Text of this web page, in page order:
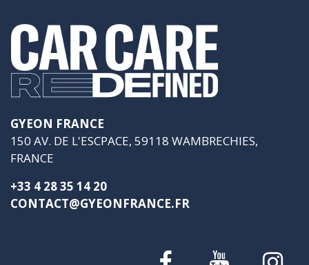
GYEON FRANCE
150 AV. DE L'ESCPACE, 59118 WAMBRECHIES,
FRANCE
+33 4 28 35 14 20
CONTACT@GYEONFRANCE.FR